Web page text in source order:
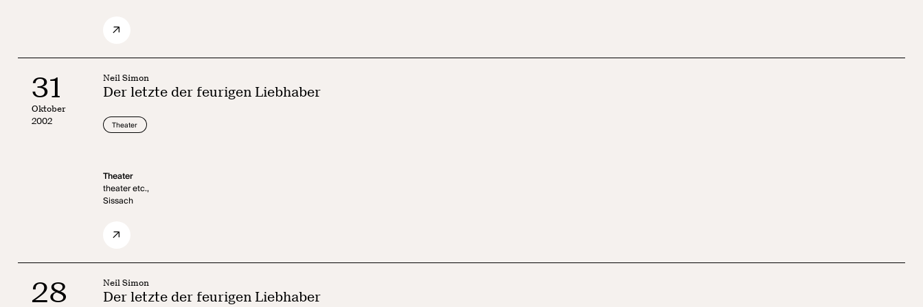
31
Oktober
2002
Neil Simon
Der letzte der feurigen Liebhaber
Theater
Theater
theater etc.,
Sissach
28 Neil Simon
Der letzte der feurigen Liebhaber